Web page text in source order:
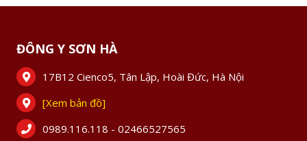
ĐÔNG Y SƠN HÀ
17B12 Cienco5, Tân Lập, Hoài Đức, Hà Nội
[Xem bản đồ]
0989.116.118 - 02466527565